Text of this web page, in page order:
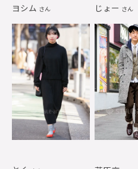
ヨシム さん じょー さん